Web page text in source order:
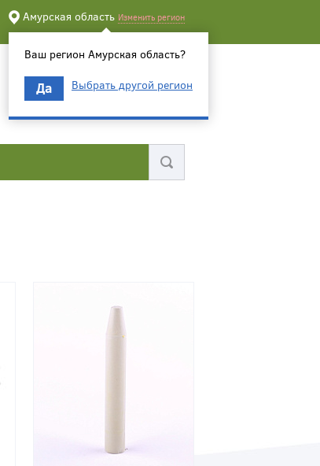
Амурская область Изменить регион
Ваш регион Амурская область?
Да Выбрать другой регион